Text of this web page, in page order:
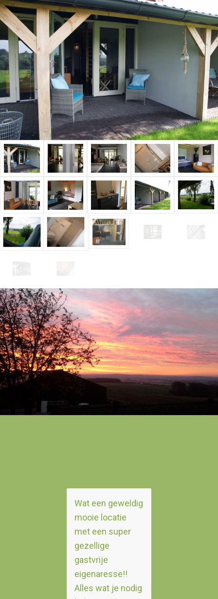
Wat een geweldig
mooie locatie
met een super
gezellige
gastvrije
eigenaresse!!
Alles wat je nodig